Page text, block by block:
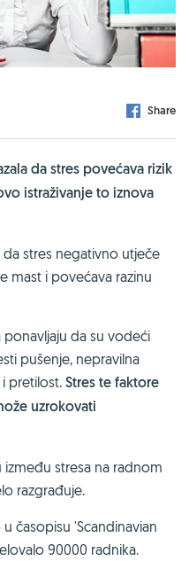
Share
da stres povećava rizik
istraživanje to iznova
da stres negativno utječe
mast i povećava razinu
da su vodeći
pušenje, nepravilna
pretilost. Stres te faktore
uzrokovati
stresa na radnom
razgrađuje.
časopisu 'Scandinavian
90000 radnika.